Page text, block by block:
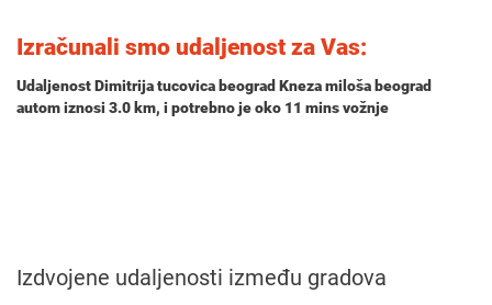
Izračunali smo udaljenost za Vas:
Udaljenost Dimitrija tucovica beograd Kneza miloša beograd
autom iznosi 3.0 km, i potrebno je oko 11 minsvožnje
Izdvojene udaljenosti između gradova